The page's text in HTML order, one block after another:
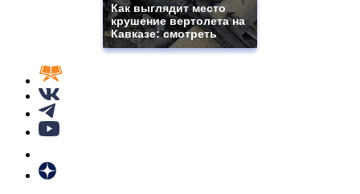
Как выглядит место
крушение вертолета на
Кавказе: смотреть